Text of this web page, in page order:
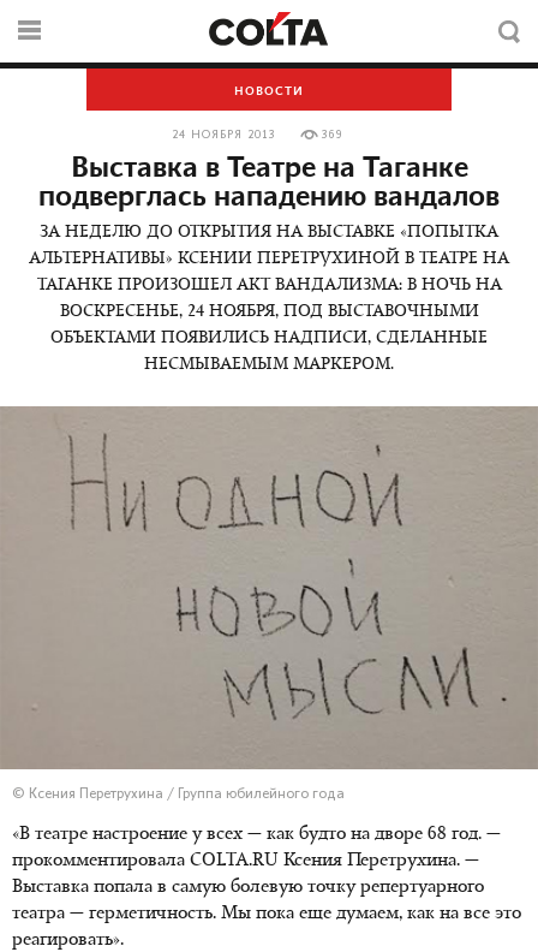
НОВОСТИ
24 НОЯБРЯ 2013 369
Выставка в Театре на Таганке
подверглась нападению вандалов
ЗА НЕДЕЛЮ ДО ОТКРЫТИЯ НА ВЫСТАВКЕ «ПОПЫТКА
АЛЬТЕРНАТИВЫ» КСЕНИИ ПЕРЕТРУХИНОЙ В ТЕАТРЕ НА
ТАГАНКЕ ПРОИЗОШЕЛ АКТ ВАНДАЛИЗМА: В НОЧЬ НА
ВОСКРЕСЕНЬЕ, 24 НОЯБРЯ, ПОД ВЫСТАВОЧНЫМИ
ОБЪЕКТАМИ ПОЯВИЛИСЬ НАДПИСИ, СДЕЛАННЫЕ
НЕСМЫВАЕМЫМ МАРКЕРОМ.
© Ксения Перетрухина / Группа юбилейного года
«В театре настроение у всех — как будто на дворе 68 год. —
прокомментировала COLTA.RU Ксения Перетрухина. —
Выставка попала в самую болевую точку репертуарного
театра — герметичность. Мы пока еще думаем, как на все это
реагировать».